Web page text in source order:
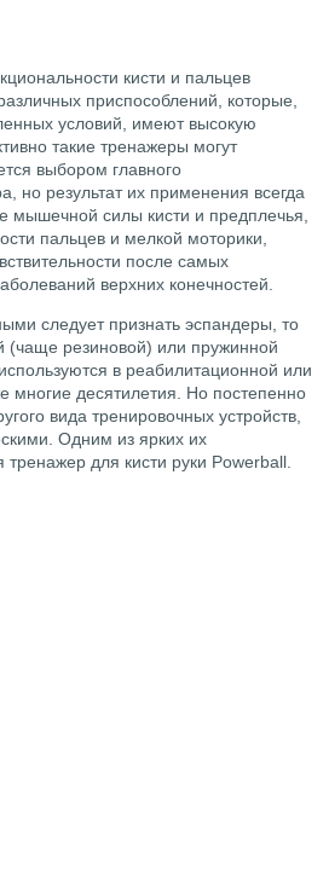
кисти и пальцев
приспособлений, которые,
условий, имеют высокую
такие тренажеры могут
выбором главного
но результат их применения всегда
мышечной силы кисти и предплечья,
пальцев и мелкой моторики,
после самых
верхних конечностей.
следует признать эспандеры, то
(чаще резиновой) или пружинной
в реабилитационной или
многие десятилетия. Но постепенно
вида тренировочных устройств,
Одним из ярких их
тренажер для кисти руки Рowerball.